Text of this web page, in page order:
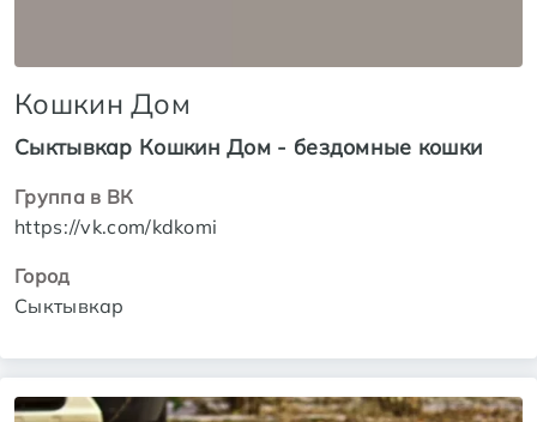
Кошкин Дом
Сыктывкар Кошкин Дом - бездомные кошки
Группа в ВК
https://vk.com/kdkomi
Город
Сыктывкар